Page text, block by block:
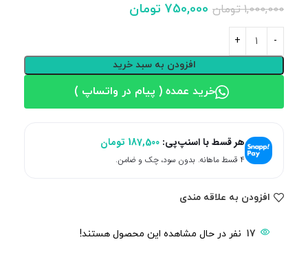
1,000,000 تومان 750,000 تومان
افزودن به سبد خرید
خرید عمده ( پیام در واتساپ )
هر قسط با اسنپ‌پی: 187,500 تومان
۴ قسط ماهانه. بدون سود، چک و ضامن.
افزودن به علاقه مندی
17 نفر در حال مشاهده این محصول هستند!